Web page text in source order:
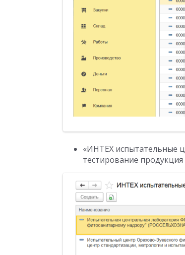
«ИНТЕХ испытательные
тестирование